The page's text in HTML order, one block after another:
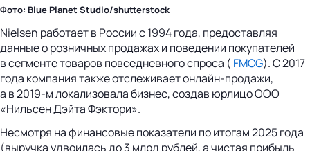
Фото: Blue Planet Studio/shutterstock
Nielsen работает в России с 1994 года, предоставляя
данные о розничных продажах и поведении покупателей
в сегменте товаров повседневного спроса ( FMCG). С 2017
года компания также отслеживает онлайн-продажи,
а в 2019-м локализовала бизнес, создав юрлицо ООО
«Нильсен Дэйта Фэктори».
Несмотря на финансовые показатели по итогам 2025 года
(выручка удвоилась до 3 млрд рублей, а чистая прибыль